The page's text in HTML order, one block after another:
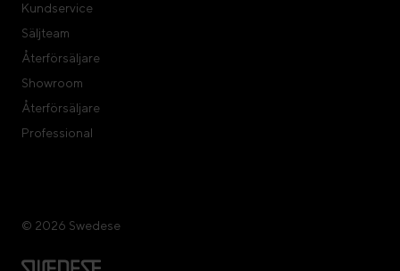
Kundservice
Säljteam
Återförsäljare
Showroom
Återförsäljare
Professional
© 2026 Swedese